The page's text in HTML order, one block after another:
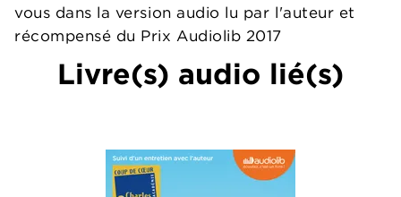
vous dans la version audio lu par l'auteur et
récompensé du Prix Audiolib 2017
Livre(s) audio lié(s)